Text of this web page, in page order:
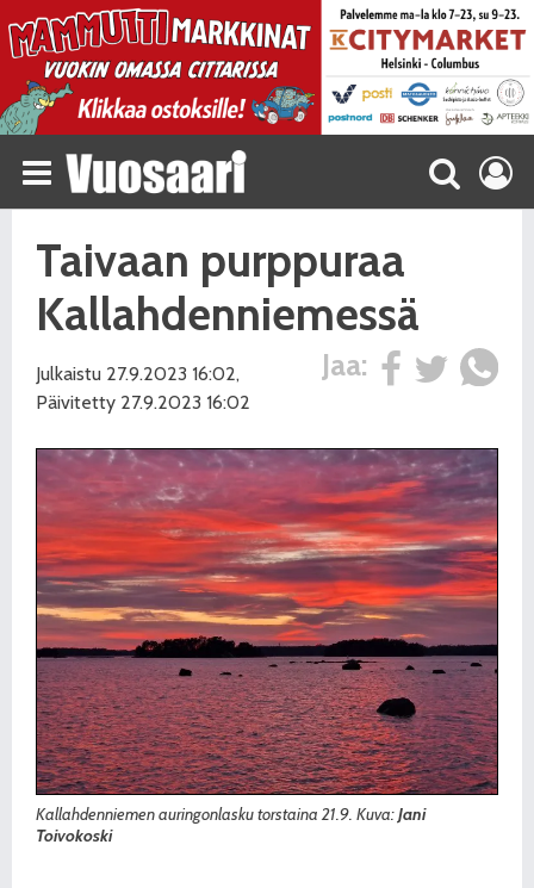
Taivaan purppuraa
Kallahdenniemessä
Jaa:
Julkaistu 27.9.2023 16:02,
Päivitetty 27.9.2023 16:02
Kallahdenniemen auringonlasku torstaina 21.9. Kuva:Jani
Toivokoski